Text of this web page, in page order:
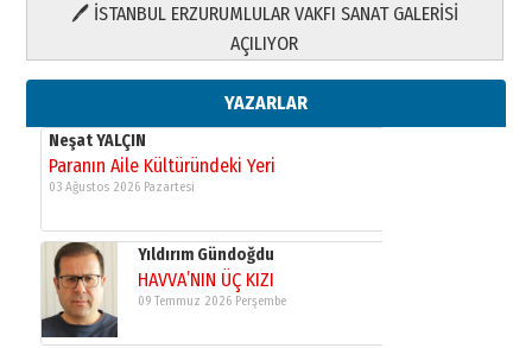
🖊 İSTANBUL ERZURUMLULAR VAKFI SANAT GALERİSİ
AÇILIYOR
YAZARLAR
Yusuf POLAT
Şampiyonluk Sebahattin Şirin’e
11 Mayıs 2026 Pazartesi
Neşat YALÇIN
Paranın Aile Kültüründeki Yeri
03 Ağustos 2026 Pazartesi
Yıldırım Gündoğdu
HAVVA’NIN ÜÇ KIZI
09 Temmuz 2026 Perşembe